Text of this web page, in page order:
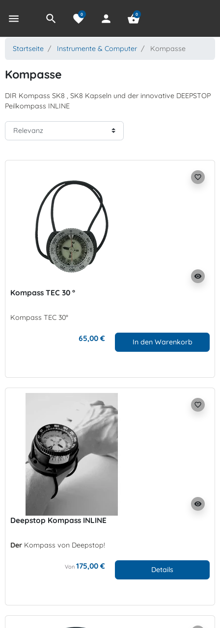
menu search favorite
0 person shopping_basket
0
Startseite Instrumente & Computer Kompasse
Kompasse
DIR Kompass SK8 , SK8 Kapseln und der innovative DEEPSTOP
Peilkompass INLINE
visibility
favorite_border
Kompass TEC 30 °
Kompass TEC 30°
65,00 € In den Warenkorb
visibility
favorite_border
Deepstop Kompass INLINE
Der Kompass von Deepstop!
Von 175,00 € Details